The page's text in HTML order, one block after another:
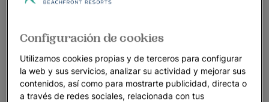
Configuración de cookies
Utilizamos cookies propias y de terceros para configurar
la web y sus servicios, analizar su actividad y mejorar sus
contenidos, así como para mostrarte publicidad, directa o
a través de redes sociales, relacionada con tus